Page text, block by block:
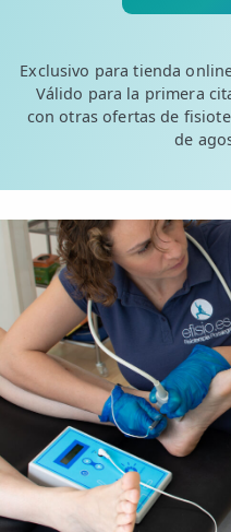
Exclusivo para tienda
Válido para la primera
con otras ofertas de
de